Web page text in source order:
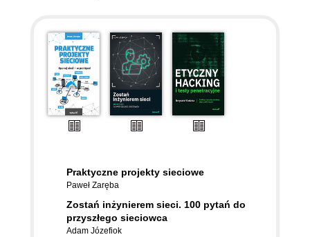
Praktyczne projekty sieciowe
Paweł Zaręba
Zostań inżynierem sieci. 100 pytań do
przyszłego sieciowca
Adam Józefiok